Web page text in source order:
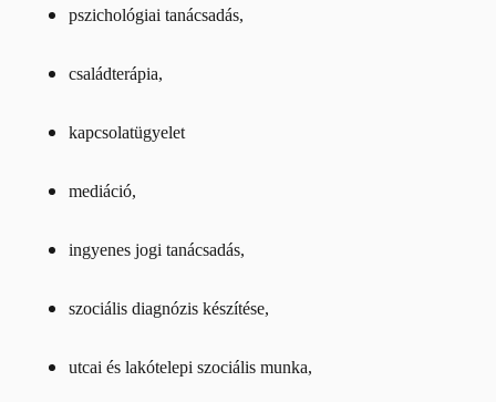
pszichológiai tanácsadás,
családterápia,
kapcsolatügyelet
mediáció,
ingyenes jogi tanácsadás,
szociális diagnózis készítése,
utcai és lakótelepi szociális munka,